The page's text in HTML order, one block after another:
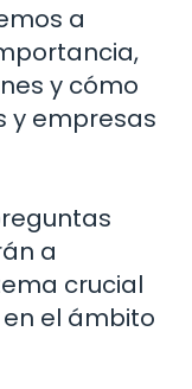
a
y cómo
y empresas
a
crucial
el ámbito